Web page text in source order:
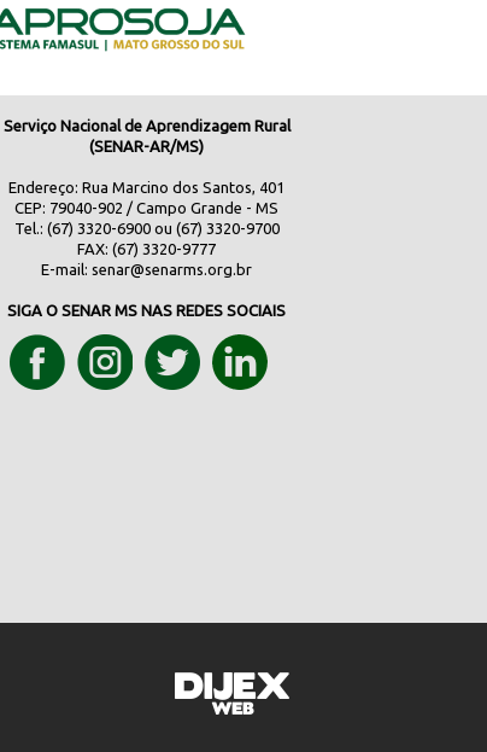
Serviço Nacional de Aprendizagem Rural
(SENAR-AR/MS)
Endereço: Rua Marcino dos Santos, 401
CEP: 79040-902 / Campo Grande - MS
Tel.: (67) 3320-6900 ou (67) 3320-9700
FAX: (67) 3320-9777
E-mail:senar@senarms.org.br
SIGA O SENAR MS NAS REDES SOCIAIS